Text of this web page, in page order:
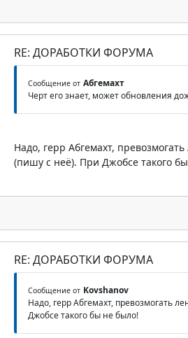
RE: ДОРАБОТКИ ФОРУМА
Сообщение от Абгемахт
Черт его знает, может обновления
Надо, герр Абгемахт,
(пишу с неё). При Джобсе такого
RE: ДОРАБОТКИ ФОРУМА
Сообщение от Kovshanov
Надо, герр Абгемахт, превозмогать
Джобсе такого бы не было!